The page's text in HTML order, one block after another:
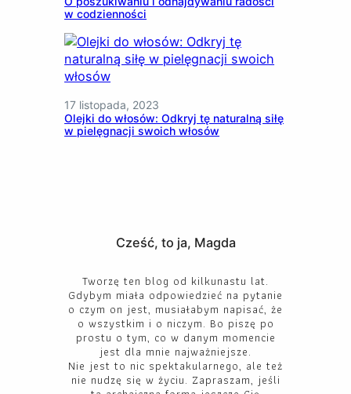
w codzienności
17 listopada, 2023
Olejki do włosów: Odkryj tę naturalną siłę
w pielęgnacji swoich włosów
Cześć, to ja, Magda
Tworzę ten blog od kilkunastu lat.
Gdybym miała odpowiedzieć na pytanie
o czym on jest, musiałabym napisać, że
o wszystkim i o niczym. Bo piszę po
prostu o tym, co w danym momencie
jest dla mnie najważniejsze.
Nie jest to nic spektakularnego, ale też
nie nudzę się w życiu. Zapraszam, jeśli